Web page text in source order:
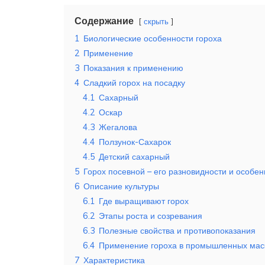
Содержание скрыть
1 Биологические особенности гороха
2 Применение
3 Показания к применению
4 Сладкий горох на посадку
4.1 Сахарный
4.2 Оскар
4.3 Жегалова
4.4 Ползунок-Сахарок
4.5 Детский сахарный
5 Горох посевной – его разновидности и
6 Описание культуры
6.1 Где выращивают горох
6.2 Этапы роста и созревания
6.3 Полезные свойства и противопоказания
6.4 Применение гороха в промышленных
7 Характеристика